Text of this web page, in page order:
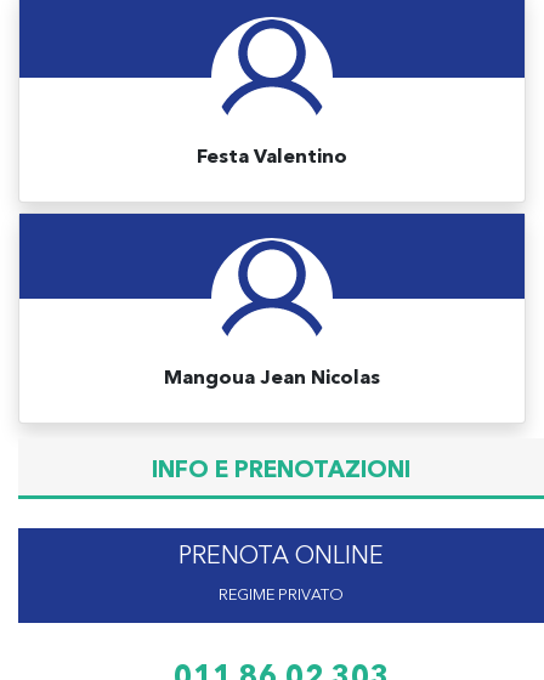
Festa Valentino
Mangoua Jean Nicolas
INFO E PRENOTAZIONI
PRENOTA ONLINE
REGIME PRIVATO